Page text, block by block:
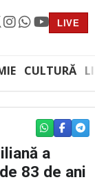
LIVE
CULTURĂ
WHATSAPP
a
83 de ani